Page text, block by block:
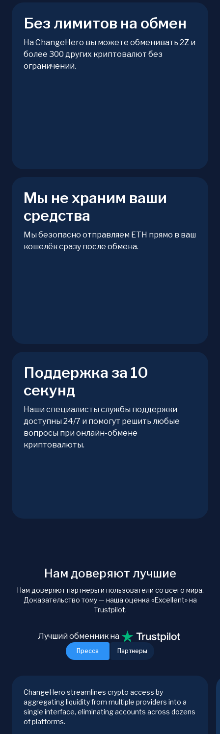
Без лимитов на обмен
На ChangeHero вы можете обменивать 2Z и
более 300 других криптовалют без
ограничений.
Мы не храним ваши
средства
Мы безопасно отправляем ETH прямо в ваш
кошелёк сразу после обмена.
Поддержка за 10
секунд
Наши специалисты службы поддержки
доступны 24/7 и помогут решить любые
вопросы при онлайн-обмене
криптовалюты.
Нам доверяют лучшие
Нам доверяют партнеры и пользователи со всего мира.
Доказательство тому — наша оценка «Excellent» на
Trustpilot.
Пресса Партнеры
Лучший обменник на
ChangeHero streamlines crypto access by
aggregating liquidity from multiple providers into a
single interface, eliminating accounts across dozens
of platforms.